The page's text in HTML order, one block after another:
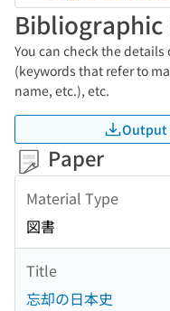
Bibliographic
You can check the
(keywords that refer to
name, etc.), etc.
Output
Paper
Material Type
図書
Title
忘却の日本史